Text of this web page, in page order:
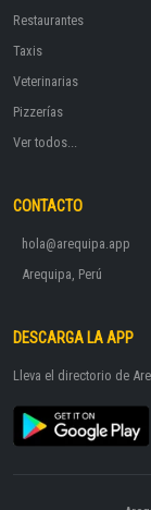
Restaurantes
Taxis
Veterinarias
Pizzerías
Ver todos...
CONTACTO
hola@arequipa.app
Arequipa, Perú
DESCARGA LA APP
Lleva el directorio de